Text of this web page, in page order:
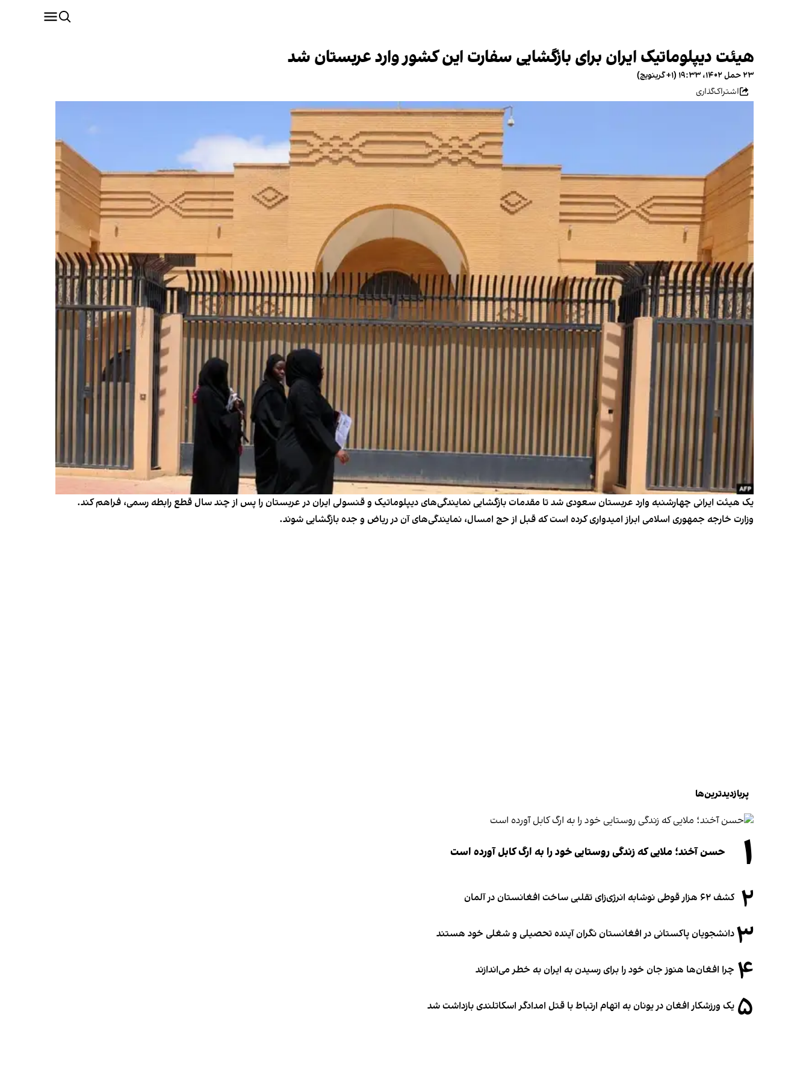
هیئت دیپلوماتیک ایران برای بازگشایی سفارت این کشور وارد عربستان شد
۲۳ حمل ۱۴۰۲، ۱۹:۳۳ (‎+۱ گرینویچ)
اشتراک‌گذاری
یک هیئت ایرانی چهارشنبه وارد عربستان سعودی شد تا مقدمات بازگشایی نمایندگی‌های دیپلوماتیک و قنسولی ایران در عربستان را پس از چند سال قطع رابطه رسمی، فراهم کند.
وزارت خارجه جمهوری اسلامی ابراز امیدواری کرده است که قبل از حج امسال، نمایندگی‌های آن در ریاض و جده بازگشایی شوند.
پربازدیدترین‌ها
۱ حسن آخند؛ ملایی که زندگی روستایی خود را به ارگ کابل آورده است
۲ کشف ۶۲ هزار قوطی نوشابه انرژی‌زای تقلبی ساخت افغانستان در آلمان
۳دانشجویان پاکستانی در افغانستان نگران آینده تحصیلی و شغلی خود هستند
۴ چرا افغان‌ها هنوز جان خود را برای رسیدن به ایران به خطر می‌اندازند
۵ یک ورزشکار افغان در یونان به اتهام ارتباط با قتل امدادگر اسکاتلندی بازداشت شد